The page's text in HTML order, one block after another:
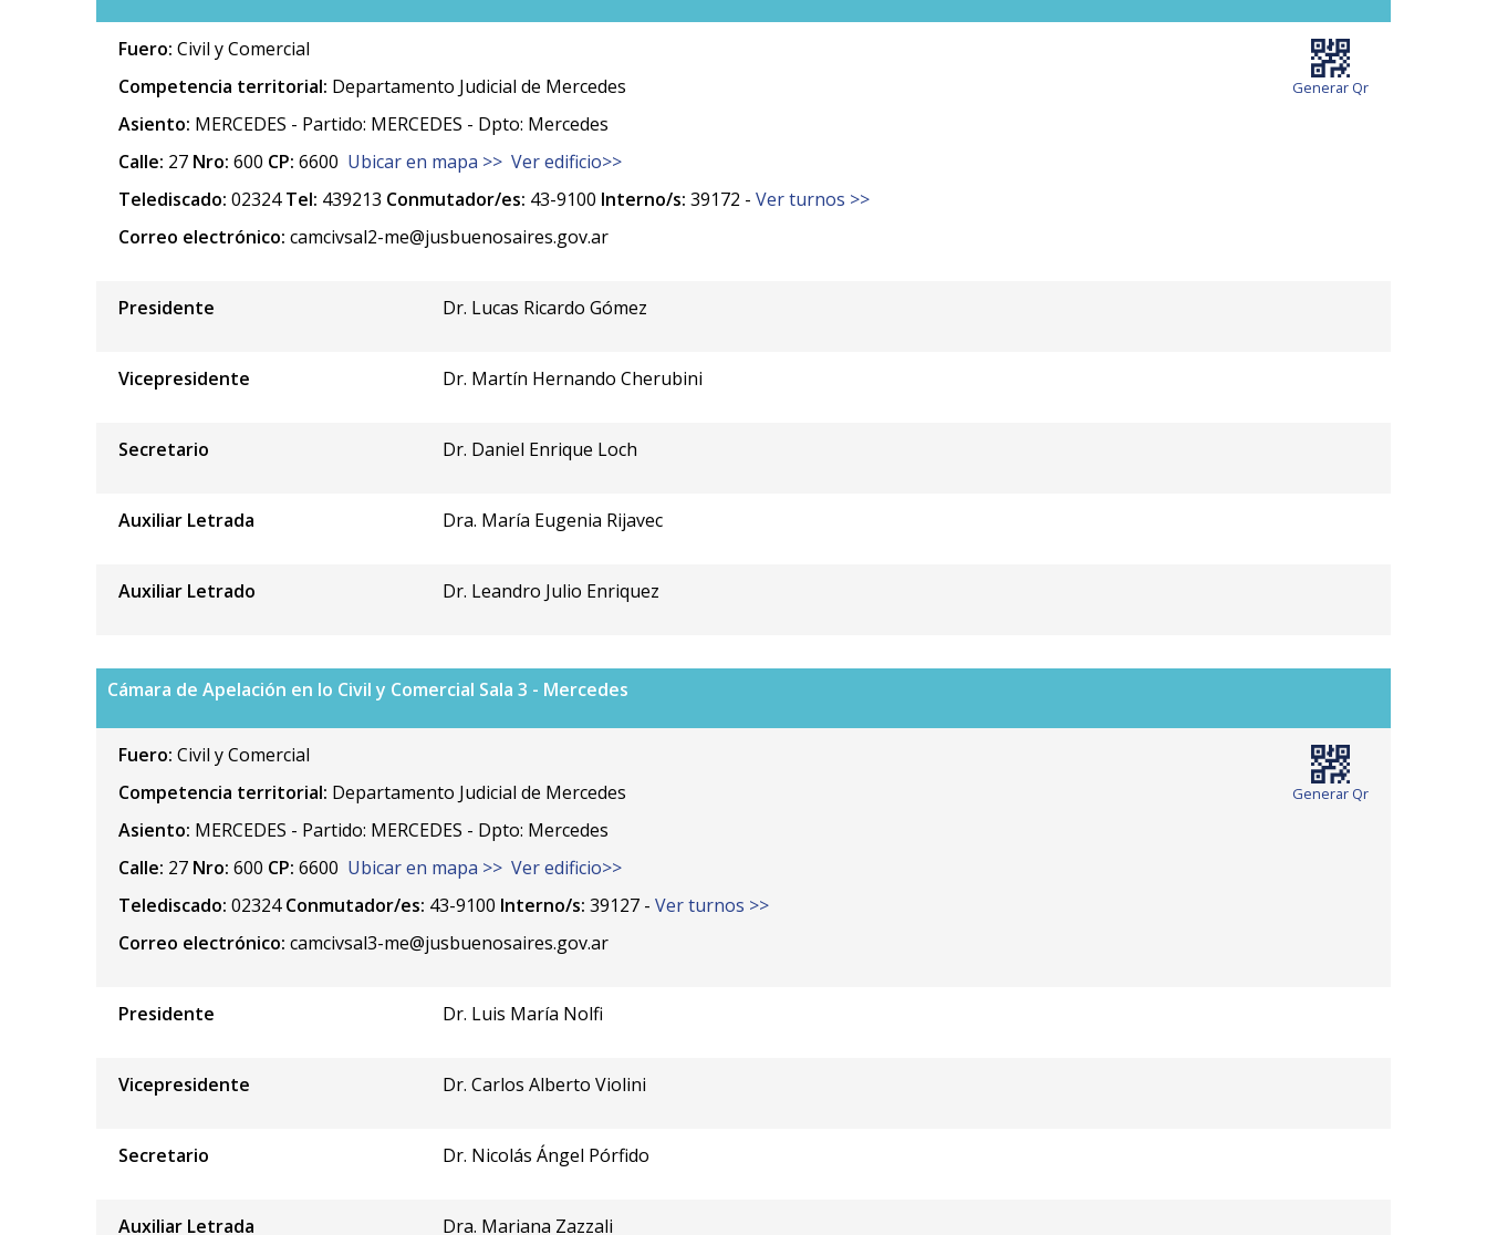
Generar Qr
Fuero: Civil y Comercial
Competencia territorial: Departamento Judicial de Mercedes
Asiento: MERCEDES - Partido: MERCEDES - Dpto: Mercedes
Calle: 27 Nro: 600 CP: 6600 Ubicar en mapa >> Ver edificio>>
Telediscado: 02324Tel: 439213 Conmutador/es: 43-9100 Interno/s: 39172 - Ver turnos >>
Correo electrónico: camcivsal2-me@jusbuenosaires.gov.ar
Presidente Dr. Lucas Ricardo Gómez
Vicepresidente Dr. Martín Hernando Cherubini
Secretario Dr. Daniel Enrique Loch
Auxiliar Letrada Dra. María Eugenia Rijavec
Auxiliar Letrado Dr. Leandro Julio Enriquez
Cámara de Apelación en lo Civil y Comercial Sala 3 - Mercedes
Generar Qr
Fuero: Civil y Comercial
Competencia territorial: Departamento Judicial de Mercedes
Asiento: MERCEDES - Partido: MERCEDES - Dpto: Mercedes
Calle: 27 Nro: 600 CP: 6600 Ubicar en mapa >> Ver edificio>>
Telediscado: 02324Conmutador/es: 43-9100 Interno/s: 39127 - Ver turnos >>
Correo electrónico: camcivsal3-me@jusbuenosaires.gov.ar
Presidente Dr. Luis María Nolfi
Vicepresidente Dr. Carlos Alberto Violini
Secretario Dr. Nicolás Ángel Pórfido
Auxiliar Letrada Dra. Mariana Zazzali